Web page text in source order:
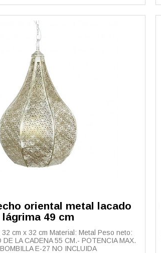
oriental metal lacado
lágrima 49 cm
cm x 32 cm Material: Metal Peso neto:
LA CADENA 55 CM.- POTENCIA MAX.
E-27 NO INCLUIDA